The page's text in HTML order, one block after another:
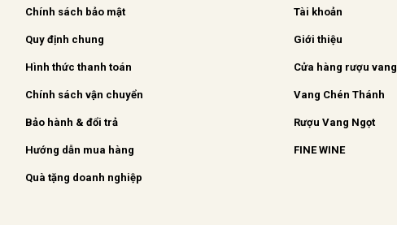
Chính sách bảo mật
Quy định chung
Hình thức thanh toán
Chính sách vận chuyển
Bảo hành & đổi trả
Hướng dẫn mua hàng
Quà tặng doanh nghiệp
Tài khoản
Giới thiệu
Cửa hàng rượu vang
Vang Chén Thánh
Rượu Vang Ngọt
FINE WINE